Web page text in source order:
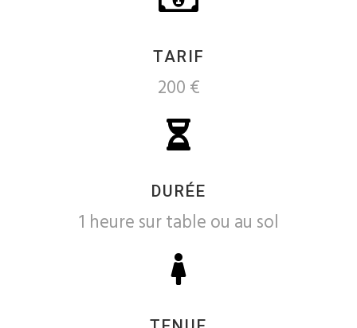
TARIF
200 €
DURÉE
1 heure sur table ou au sol